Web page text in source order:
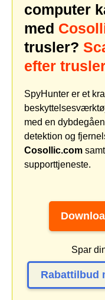
computer
med
trusler?
efter
SpyHunter er et
med en
detektion og
Cosollic.com
supporttjeneste.
Spar
Rabattilbud